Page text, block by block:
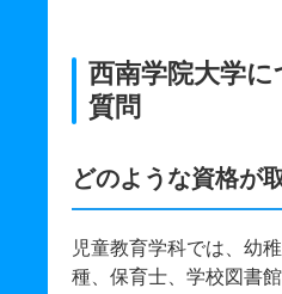
西南学院大学
質問
どのような資格が
児童教育学科では、幼
種、保育士、学校図書